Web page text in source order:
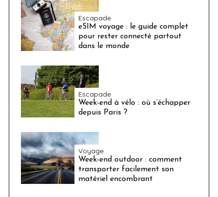
Escapade
eSIM voyage : le guide complet
pour rester connecté partout
dans le monde
Escapade
Week-end à vélo : où s’échapper
depuis Paris ?
Voyage
Week-end outdoor : comment
transporter facilement son
matériel encombrant